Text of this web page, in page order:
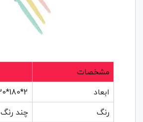
مشخصات
ابعاد
2*180*30 میلی‌متر
رنگ
چند رنگ